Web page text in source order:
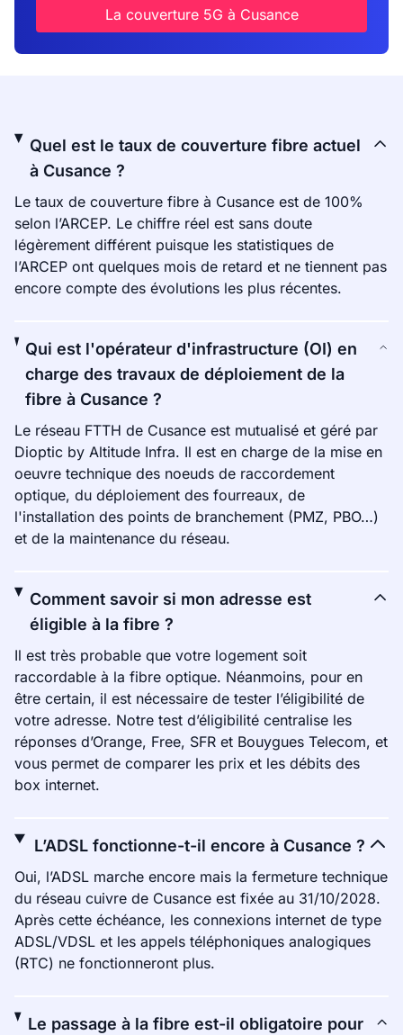
La couverture 5G à Cusance
Quel est le taux de couverture fibre actuel
à Cusance ?
Le taux de couverture fibre à Cusance est de 100%
selon l’ARCEP. Le chiffre réel est sans doute
légèrement différent puisque les statistiques de
l’ARCEP ont quelques mois de retard et ne tiennent pas
encore compte des évolutions les plus récentes.
Qui est l'opérateur d'infrastructure (OI) en
charge des travaux de déploiement de la
fibre à Cusance ?
Le réseau FTTH de Cusance est mutualisé et géré par
Dioptic by Altitude Infra. Il est en charge de la mise en
oeuvre technique des noeuds de raccordement
optique, du déploiement des fourreaux, de
l'installation des points de branchement (PMZ, PBO…)
et de la maintenance du réseau.
Comment savoir si mon adresse est
éligible à la fibre ?
Il est très probable que votre logement soit
raccordable à la fibre optique. Néanmoins, pour en
être certain, il est nécessaire de tester l’éligibilité de
votre adresse. Notre test d’éligibilité centralise les
réponses d’Orange, Free, SFR et Bouygues Telecom, et
vous permet de comparer les prix et les débits des
box internet.
L’ADSL fonctionne-t-il encore à Cusance ?
Oui, l’ADSL marche encore mais la fermeture technique
du réseau cuivre de Cusance est fixée au 31/10/2028.
Après cette échéance, les connexions internet de type
ADSL/VDSL et les appels téléphoniques analogiques
(RTC) ne fonctionneront plus.
Le passage à la fibre est-il obligatoire pour